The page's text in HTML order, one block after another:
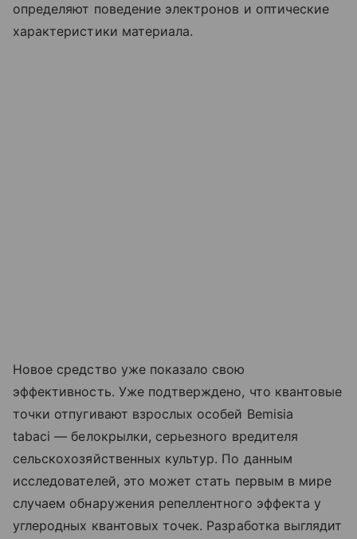
определяют поведение электронов и оптические
характеристики материала.
Новое средство уже показало свою
эффективность. Уже подтверждено, что квантовые
точки отпугивают взрослых особей Bemisia
tabaci — белокрылки, серьезного вредителя
сельскохозяйственных культур. По данным
исследователей, это может стать первым в мире
случаем обнаружения репеллентного эффекта у
углеродных квантовых точек. Разработка выглядит